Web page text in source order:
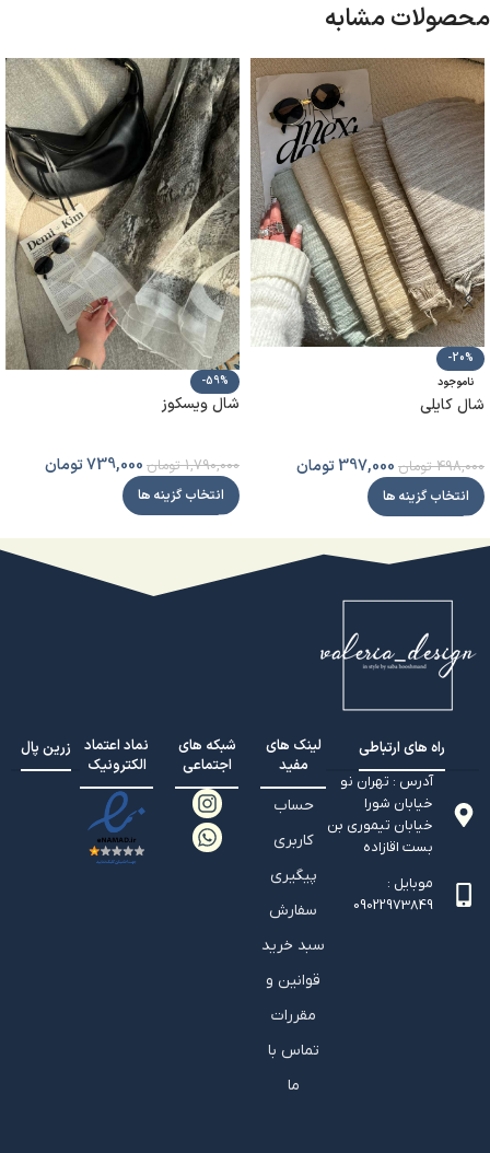
محصولات مشابه
-20%
ناموجود
شال کایلی
498,000 تومان 397,000تومان
انتخاب گزینه ها
-59%
شال ویسکوز
1,790,000 تومان 739,000تومان
انتخاب گزینه ها
راه های ارتباطی
آدرس : تهران نو
خیابان شورا
خیابان تيموري بن
بست اقازاده
موبایل :
09022973849
لینک های
مفید
حساب
کاربری
پیگیری
سفارش
سبد خرید
قوانین و
مقررات
تماس با
ما
شبکه های
اجتماعی
نماد اعتماد
الکترونیک
زرین پال